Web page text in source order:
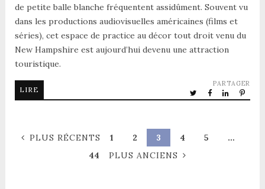
de petite balle blanche fréquentent assidûment. Souvent vu
dans les productions audiovisuelles américaines (films et
séries), cet espace de practice au décor tout droit venu du
New Hampshire est aujourd’hui devenu une attraction
touristique.
LIRE
PARTAGER
PLUS RÉCENTS 1 2 3 4 5
…
44
PLUS ANCIENS